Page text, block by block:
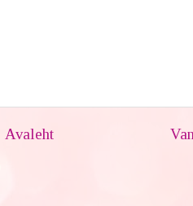
Avaleht